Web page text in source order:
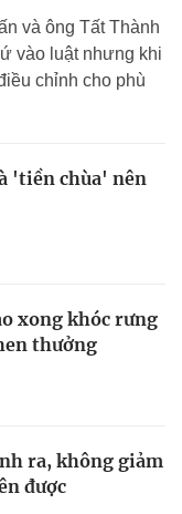
và ông Tất Thành
vào luật nhưng khi
chỉnh cho phù
'tiền chùa' nên
xong khóc rưng
thưởng
ra, không giảm
được